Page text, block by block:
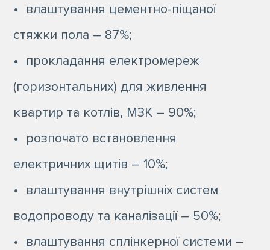
• влаштування цементно-піщаної
стяжки пола – 87%;
• прокладання електромереж
(горизонтальних) для живлення
квартир та котлів, МЗК – 90%;
• розпочато встановлення
електричних щитів – 10%;
• влаштування внутрішніх систем
водопроводу та каналізації – 50%;
• влаштування сплінкерної системи –